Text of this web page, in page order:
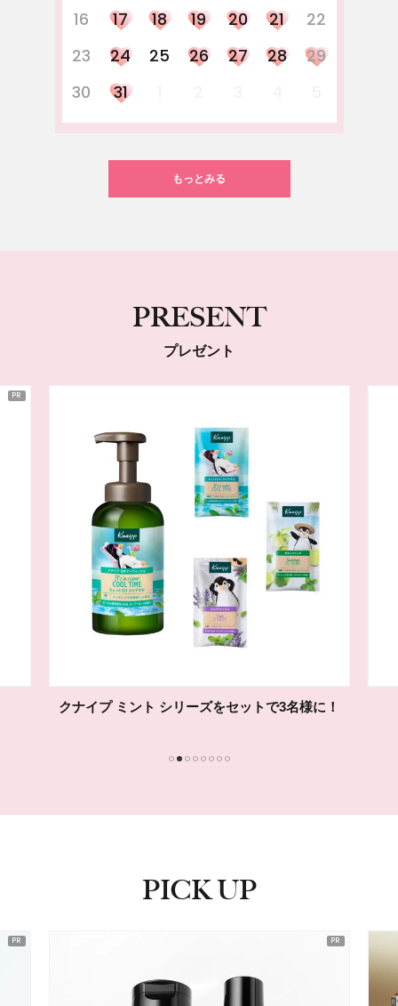
16
17 18 19 20 21
22
23
24 25 26 27 28
29
30
31
もっとみる
PRESENT
プレゼント
シェーバー＆バームをセットで10名様に！
PICK UP